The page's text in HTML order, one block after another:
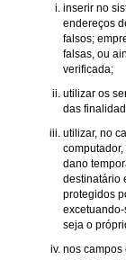
inserir no
endereços
falsos;
falsas, ou
verificada;
utilizar os
das
utilizar, no
dano
destinatário
protegidos
seja o
nos campos